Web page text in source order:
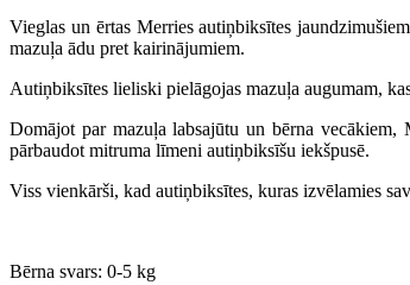
Vieglas un ērtas Merries autiņbiksītes
mazuļa ādu pret kairinājumiem.
Autiņbiksītes lieliski pielāgojas mazuļa augumam,
Domājot par mazuļa labsajūtu un bērna
pārbaudot mitruma līmeni autiņbiksīšu iekšpusē.
Viss vienkārši, kad autiņbiksītes, kuras izvēlamies
Bērna svars: 0-5 kg